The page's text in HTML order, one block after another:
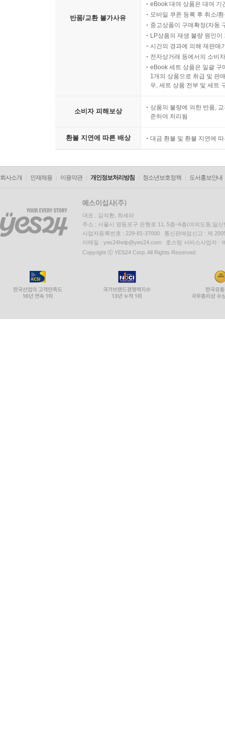
반품/교환 불가사유
eBook 대여 상품은 대여 기
모바일 쿠폰 등록 후 취소/
중고상품이 구매확정(자동
LP상품의 재생 불량 원인
시간의 경과에 의해 재판매
전자상거래 등에서의 소비
eBook 세트 상품은 일괄 구
1개의 상품으로 취급 및 판
우, 세트 상품 전부 및 세트
소비자 피해보상
상품의 불량에 의한 반품,
준하여 처리됨
환불 지연에 따른 배상 대금 환불 및 환불 지연에
회사소개 인재채용 이용약관 개인정보처리방침 청소년보호정책 도서홍보안내
대표 : 김석환, 최세라
주소 : 서울시 영등포구 은행로 11, 5층~6층(여의도동,일신
사업자등록번호 : 229-81-37000 통신판매업신고 : 제
이메일 : yes24help@yes24.com 호스팅 서비스사업자 :
Copyright ⓒ YES24 Corp. All Rights Reserved.